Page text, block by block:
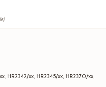
HR2342/xx, HR2345/xx, HR2370/xx,